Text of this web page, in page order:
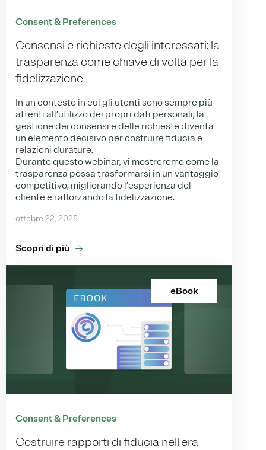
Consent & Preferences
Consensi e richieste degli interessati: la
trasparenza come chiave di volta per la
fidelizzazione
In un contesto in cui gli utenti sono sempre più
attenti all’utilizzo dei propri dati personali, la
gestione dei consensi e delle richieste diventa
un elemento decisivo per costruire fiducia e
relazioni durature.
Durante questo webinar, vi mostreremo come la
trasparenza possa trasformarsi in un vantaggio
competitivo, migliorando l’esperienza del
cliente e rafforzando la fidelizzazione.
ottobre 22, 2025
Scopri di più
eBook
Consent & Preferences
Costruire rapporti di fiducia nell'era